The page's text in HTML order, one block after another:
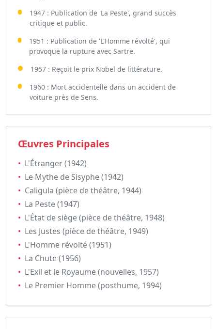
1947 : Publication de 'La Peste', grand succès
critique et public.
1951 : Publication de 'L'Homme révolté', qui
provoque la rupture avec Sartre.
1957 : Reçoit le prix Nobel de littérature.
1960 : Mort accidentelle dans un accident de
voiture près de Sens.
Œuvres Principales
• L'Étranger (1942)
• Le Mythe de Sisyphe (1942)
• Caligula (pièce de théâtre, 1944)
• La Peste (1947)
• L'État de siège (pièce de théâtre, 1948)
• Les Justes (pièce de théâtre, 1949)
• L'Homme révolté (1951)
• La Chute (1956)
• L'Exil et le Royaume (nouvelles, 1957)
• Le Premier Homme (posthume, 1994)